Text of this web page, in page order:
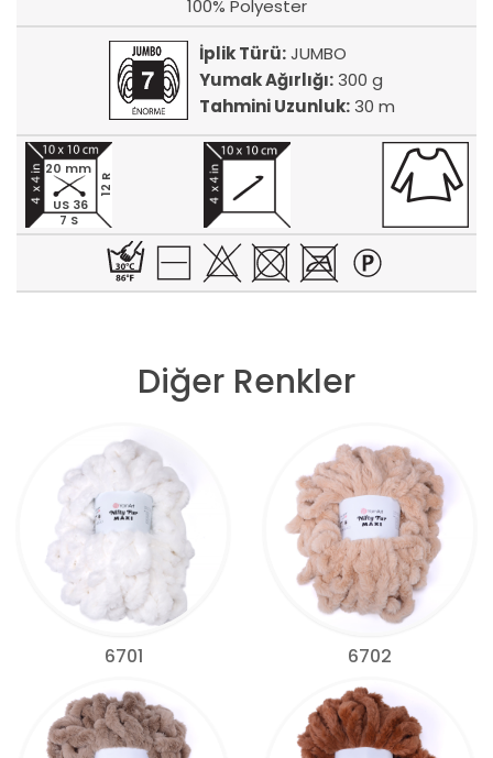
100% Polyester
İplik Türü:JUMBO
Yumak Ağırlığı:300 g
Tahmini Uzunluk:30 m
7 S
12 R
20 mm
US 36
Diğer Renkler
6701 6702